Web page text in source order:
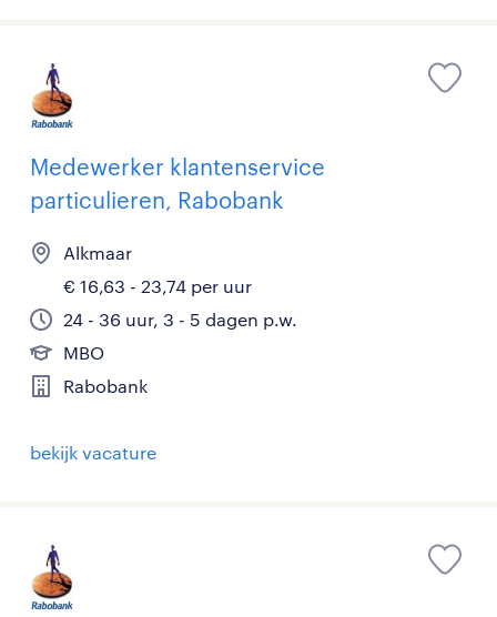
Medewerker klantenservice
particulieren, Rabobank
Alkmaar
€ 16,63 - 23,74 per uur
24 - 36 uur, 3 - 5 dagen p.w.
MBO
Rabobank
bekijk vacature